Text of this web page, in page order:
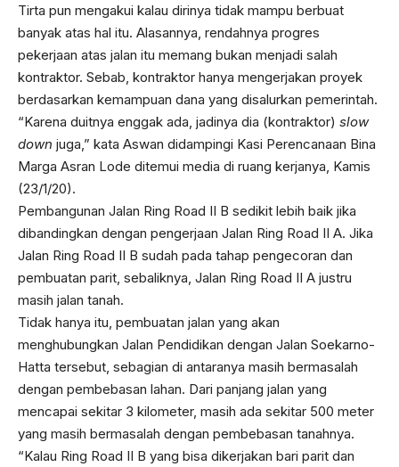
Tirta pun mengakui kalau dirinya tidak mampu berbuat
banyak atas hal itu. Alasannya, rendahnya progres
pekerjaan atas jalan itu memang bukan menjadi salah
kontraktor. Sebab, kontraktor hanya mengerjakan proyek
berdasarkan kemampuan dana yang disalurkan pemerintah.
“Karena duitnya enggak ada, jadinya dia (kontraktor) slow
down juga,” kata Aswan didampingi Kasi Perencanaan Bina
Marga Asran Lode ditemui media di ruang kerjanya, Kamis
(23/1/20).
Pembangunan Jalan Ring Road II B sedikit lebih baik jika
dibandingkan dengan pengerjaan Jalan Ring Road II A. Jika
Jalan Ring Road II B sudah pada tahap pengecoran dan
pembuatan parit, sebaliknya, Jalan Ring Road II A justru
masih jalan tanah.
Tidak hanya itu, pembuatan jalan yang akan
menghubungkan Jalan Pendidikan dengan Jalan Soekarno-
Hatta tersebut, sebagian di antaranya masih bermasalah
dengan pembebasan lahan. Dari panjang jalan yang
mencapai sekitar 3 kilometer, masih ada sekitar 500 meter
yang masih bermasalah dengan pembebasan tanahnya.
“Kalau Ring Road II B yang bisa dikerjakan bari parit dan